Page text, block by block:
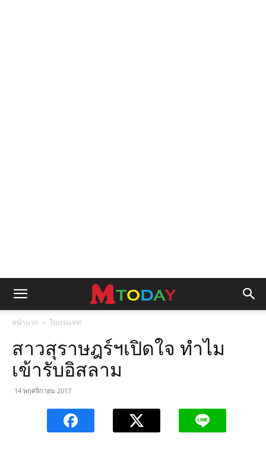
หน้าแรก ในประเทศ
สาวสุราษฎร์ฯเปิดใจ ทำไม
เข้ารับอิสลาม
14 พฤศจิกายน 2017